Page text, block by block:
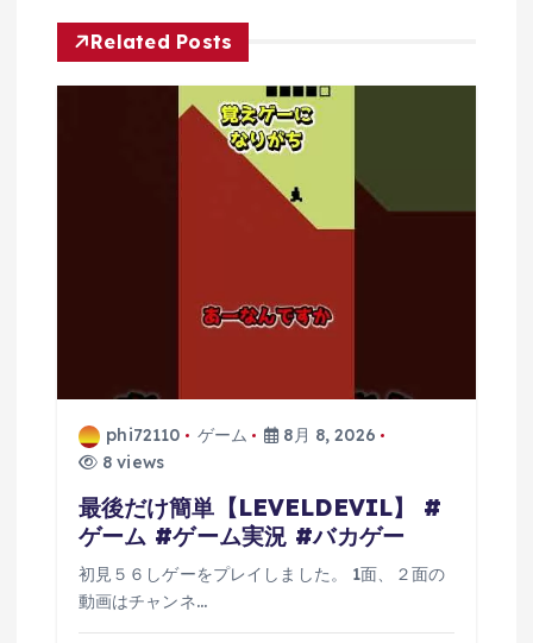
ンRelated Posts
phi72110 ゲーム
8月 8, 2026
8 views
最後だけ簡単【LEVELDEVIL】 #
ゲーム #ゲーム実況 #バカゲー
初見５６しゲーをプレイしました。 1面、２面の
動画はチャンネ…